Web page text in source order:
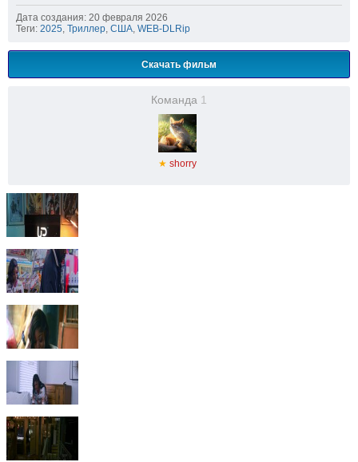
Дата создания: 20 февраля 2026
Теги: 2025, Триллер, США, WEB-DLRip
Скачать фильм
Команда 1
★ shorry